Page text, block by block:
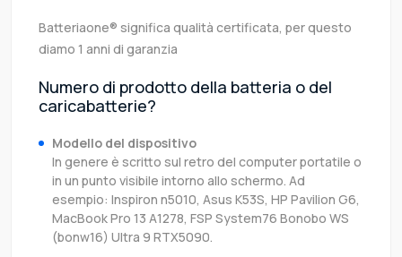
Batteriaone® significa qualità certificata, per questo
diamo 1 anni di garanzia
Numero di prodotto della batteria o del
caricabatterie?
Modello del dispositivo
In genere è scritto sul retro del computer portatile o
in un punto visibile intorno allo schermo. Ad
esempio: Inspiron n5010, Asus K53S, HP Pavilion G6,
MacBook Pro 13 A1278, FSP System76 Bonobo WS
(bonw16) Ultra 9 RTX5090.